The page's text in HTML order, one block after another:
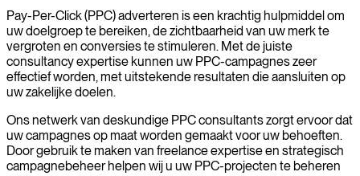
Pay-Per-Click (PPC) adverteren is een krachtig hulpmiddel om
uw doelgroep te bereiken, de zichtbaarheid van uw merk te
vergroten en conversies te stimuleren. Met de juiste
consultancy expertise kunnen uw PPC-campagnes zeer
effectief worden, met uitstekende resultaten die aansluiten op
uw zakelijke doelen.
Ons netwerk van deskundige PPC consultants zorgt ervoor dat
uw campagnes op maat worden gemaakt voor uw behoeften.
Door gebruik te maken van freelance expertise en strategisch
campagnebeheer helpen wij u uw PPC-projecten te beheren